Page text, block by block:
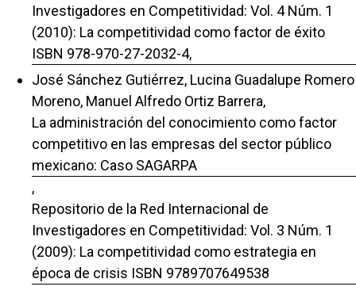
Investigadores en Competitividad: Vol. 4 Núm. 1
(2010): La competitividad como factor de éxito
ISBN 978-970-27-2032-4,
José Sánchez Gutiérrez, Lucina Guadalupe Romero
Moreno, Manuel Alfredo Ortiz Barrera,
La administración del conocimiento como factor
competitivo en las empresas del sector público
mexicano: Caso SAGARPA
,
Repositorio de la Red Internacional de
Investigadores en Competitividad: Vol. 3 Núm. 1
(2009): La competitividad como estrategia en
época de crisis ISBN 9789707649538